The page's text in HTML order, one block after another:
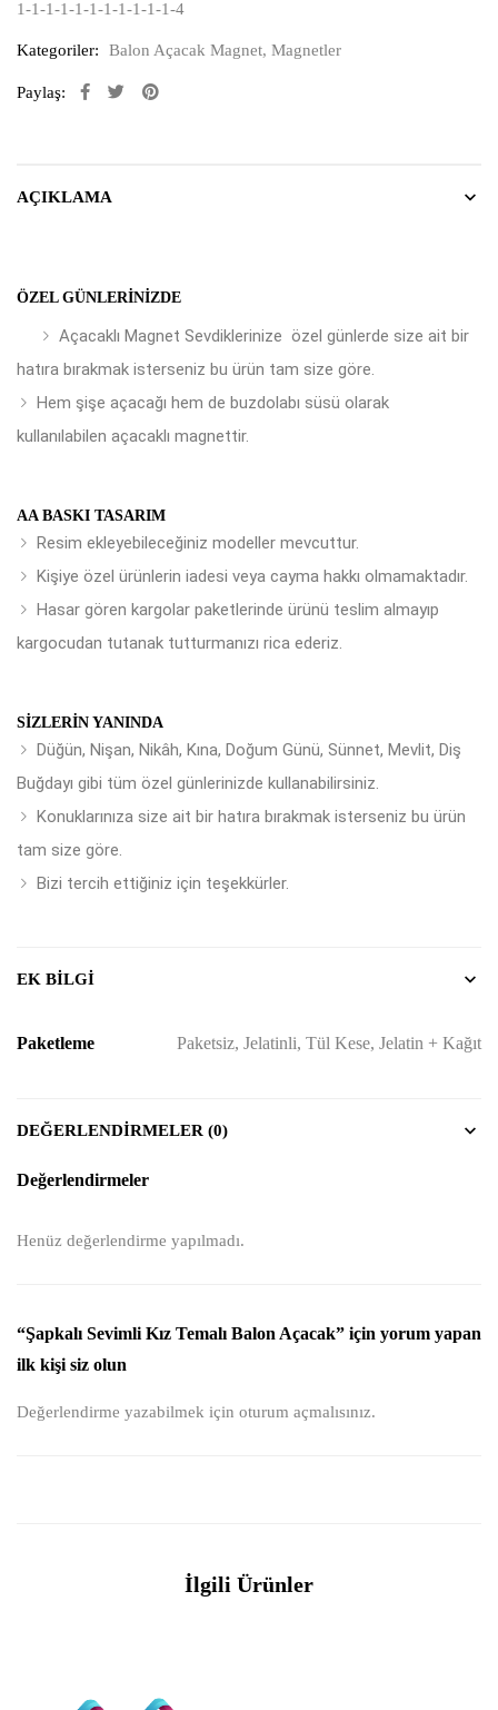
1-1-1-1-1-1-1-1-1-1-1-4
Kategoriler: Balon Açacak Magnet, Magnetler
Paylaş:
AÇIKLAMA
ÖZEL GÜNLERINIZDE
Açacaklı Magnet Sevdiklerinize özel günlerde size ait bir
hatıra bırakmak isterseniz bu ürün tam size göre.
Hem şişe açacağı hem de buzdolabı süsü olarak
kullanılabilen açacaklı magnettir.
AA BASKI TASARIM
Resim ekleyebileceğiniz modeller mevcuttur.
Kişiye özel ürünlerin iadesi veya cayma hakkı olmamaktadır.
Hasar gören kargolar paketlerinde ürünü teslim almayıp
kargocudan tutanak tutturmanızı rica ederiz.
SIZLERIN YANINDA
Düğün, Nişan, Nikâh, Kına, Doğum Günü, Sünnet, Mevlit, Diş
Buğdayı gibi tüm özel günlerinizde kullanabilirsiniz.
Konuklarınıza size ait bir hatıra bırakmak isterseniz bu ürün
tam size göre.
Bizi tercih ettiğiniz için teşekkürler.
EK BILGI
Paketleme Paketsiz, Jelatinli, Tül Kese, Jelatin + Kağıt
DEĞERLENDIRMELER (0)
Değerlendirmeler
Henüz değerlendirme yapılmadı.
“Şapkalı Sevimli Kız Temalı Balon Açacak” için yorum yapan
ilk kişi siz olun
Değerlendirme yazabilmek için oturum açmalısınız.
İlgili Ürünler